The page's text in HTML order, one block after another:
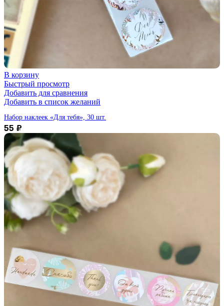
В корзину
Быстрый просмотр
Добавить для сравнения
Добавить в список желаний
Набор наклеек «Для тебя», 30 шт.
55 ₽